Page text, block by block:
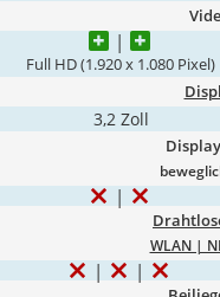
Full HD (1.920 x 1.080 Pixel)
3,2 Zoll
WLAN |